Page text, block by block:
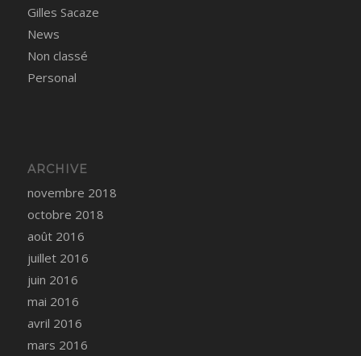
Gilles Sacaze
News
Non classé
Personal
ARCHIVE
novembre 2018
octobre 2018
août 2016
juillet 2016
juin 2016
mai 2016
avril 2016
mars 2016